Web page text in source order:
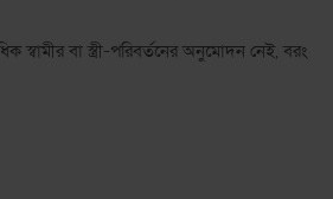
বা স্ত্রী-পরিবর্তনের অনুমোদন নেই, বরং